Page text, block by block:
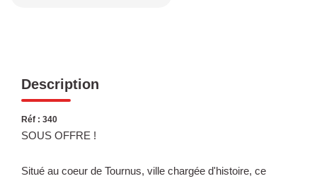
Description
Réf : 340
SOUS OFFRE !
Situé au coeur de Tournus, ville chargée d'histoire, ce